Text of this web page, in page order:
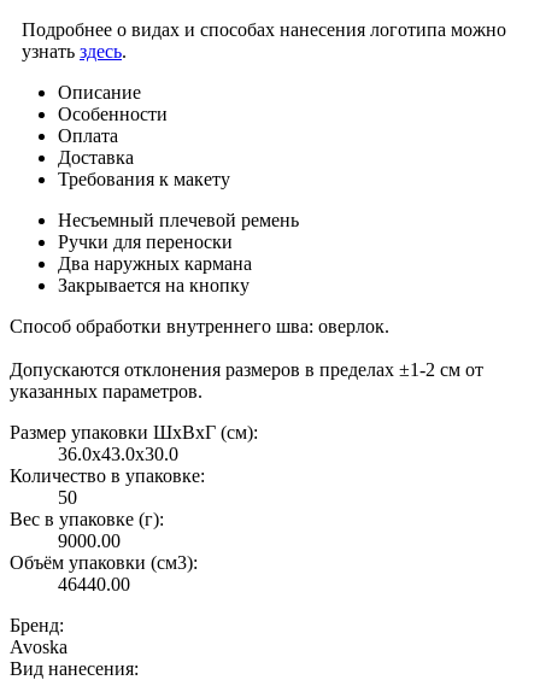
Подробнее о видах и способах нанесения логотипа можно
узнать здесь.
Описание
Особенности
Оплата
Доставка
Требования к макету
Несъемный плечевой ремень
Ручки для переноски
Два наружных кармана
Закрывается на кнопку
Способ обработки внутреннего шва: оверлок.
Допускаются отклонения размеров в пределах ±1-2 см от
указанных параметров.
Размер упаковки ШxВxГ (см):
36.0x43.0x30.0
Количество в упаковке:
50
Вес в упаковке (г):
9000.00
Объём упаковки (см3):
46440.00
Бренд:
Avoska
Вид нанесения: